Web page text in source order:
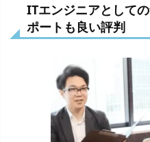
ITエンジニアとして
ポートも良い評判